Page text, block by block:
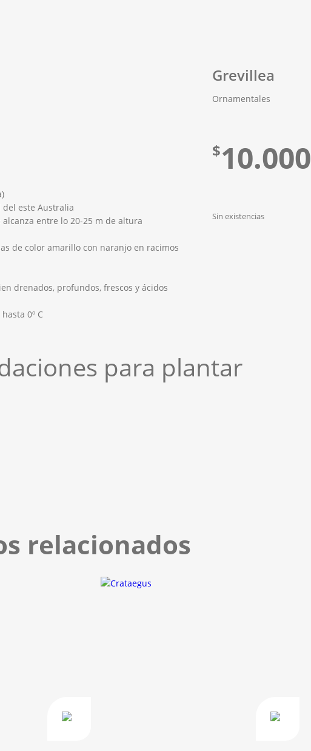
Grevillea
Ornamentales
$10.000
Sin existencias
este Australia
entre lo 20-25 m de altura
de color amarillo con naranjo en racimos
drenados, profundos, frescos y ácidos
0º C
para plantar
relacionados